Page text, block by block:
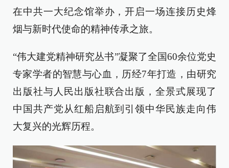
在中共一大纪念馆举办，开启一场连接历史烽
烟与新时代使命的精神传承之旅。
“伟大建党精神研究丛书”凝聚了全国60余位党史
专家学者的智慧与心血，历经7年打造，由研究
出版社与人民出版社联合出版，全景式展现了
中国共产党从红船启航到引领中华民族走向伟
大复兴的光辉历程。